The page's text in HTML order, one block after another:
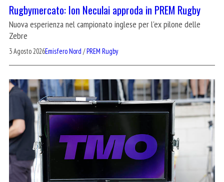
Rugbymercato: Ion Neculai approda in PREM Rugby
Nuova esperienza nel campionato inglese per l'ex pilone delle
Zebre
3 Agosto 2026Emisfero Nord /PREM Rugby